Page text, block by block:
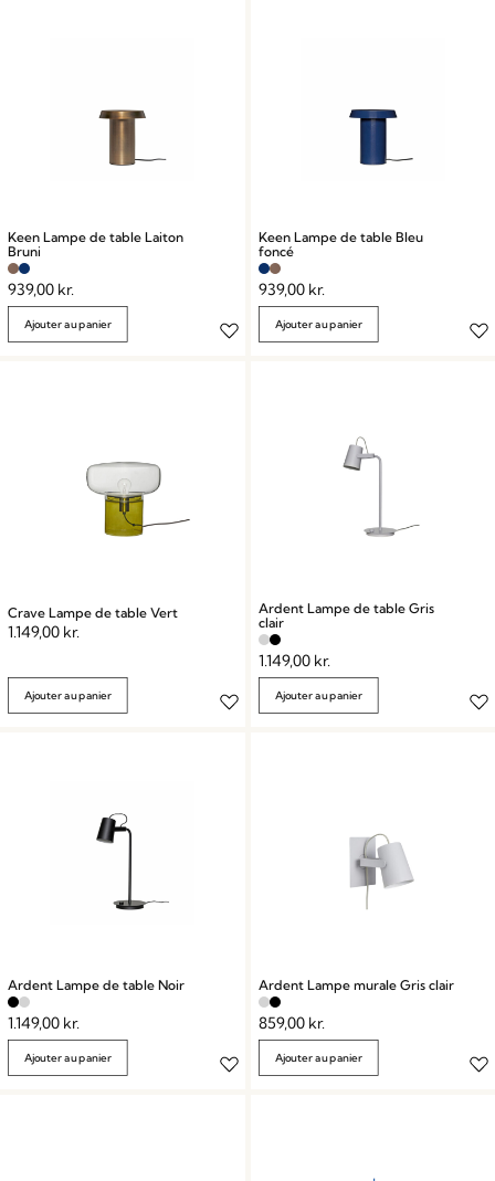
Keen Lampe de table Laiton
Bruni
939,00 kr.
Ajouter au panier
Keen Lampe de table Bleu
foncé
939,00 kr.
Ajouter au panier
Crave Lampe de table Vert
1.149,00 kr.
Ajouter au panier
Ardent Lampe de table Gris
clair
1.149,00 kr.
Ajouter au panier
Ardent Lampe de table Noir
1.149,00 kr.
Ajouter au panier
Ardent Lampe murale Gris clair
859,00 kr.
Ajouter au panier